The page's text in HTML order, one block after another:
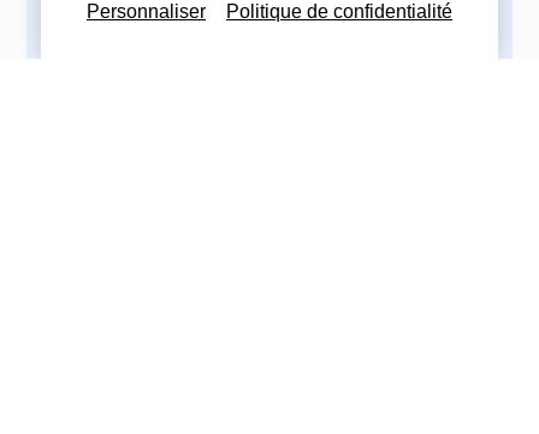
Personnaliser Politique de confidentialité